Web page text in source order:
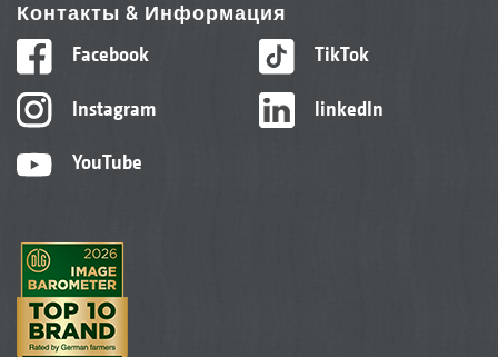
Контакты & Информация
Facebook
Instagram
YouTube
TikTok
linkedIn